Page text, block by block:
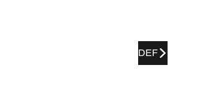
DEF